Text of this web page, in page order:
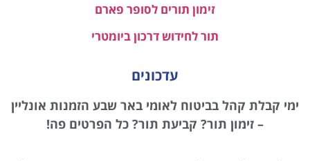
זימון תורים לסופר פארם
תור לחידוש דרכון ביומטרי
עדכונים
ימי קבלת קהל בביטוח לאומי באר שבע הזמנות אונליין
– זימון תור? קביעת תור? כל הפרטים פה!